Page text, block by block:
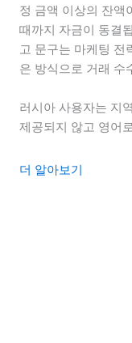
정 금액 이상의 잔액
때까지 자금이 동결
고 문구는 마케팅 전
은 방식으로 거래 수
러시아 사용자는 지
제공되지 않고 영어
더 알아보기